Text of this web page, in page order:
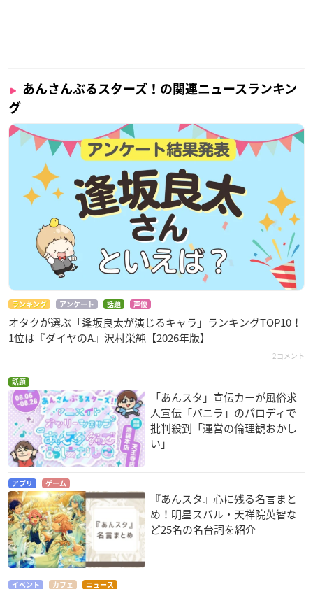
あんさんぶるスターズ！の関連ニュースランキン
グ
ランキング アンケート 話題 声優
オタクが選ぶ「逢坂良太が演じるキャラ」ランキングTOP10！
1位は『ダイヤのA』沢村栄純【2026年版】
2コメント
話題
「あんスタ」宣伝カーが風俗求
人宣伝「バニラ」のパロディで
批判殺到「運営の倫理観おかし
い」
アプリ ゲーム
『あんスタ』心に残る名言まと
め！明星スバル・天祥院英智な
ど25名の名台詞を紹介
イベント カフェ ニュース